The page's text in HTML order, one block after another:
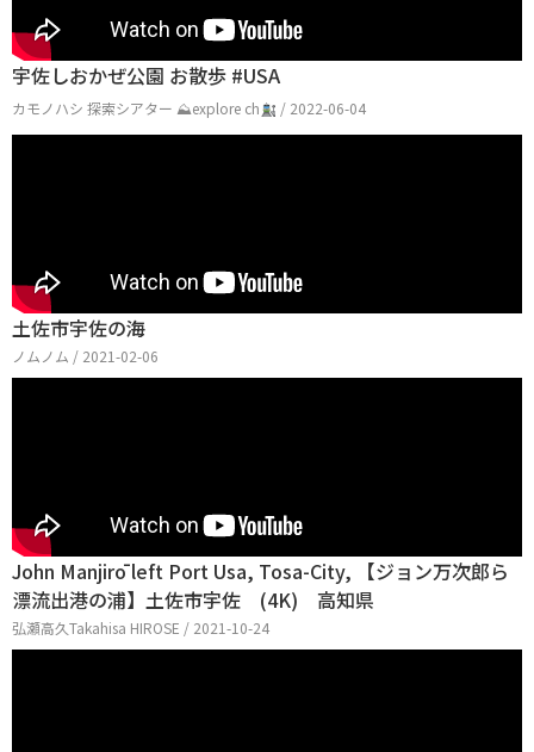
宇佐しおかぜ公園 お散歩 #USA
カモノハシ 探索シアター ⛰explore ch / 2022-06-04
土佐市宇佐の海
ノムノム / 2021-02-06
John Manjirō left Port Usa, Tosa-City, 【ジョン万次郎ら
漂流出港の浦】土佐市宇佐 (4K) 高知県
弘瀬高久Takahisa HIROSE / 2021-10-24